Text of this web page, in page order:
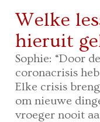
Welke
hieruit
Sophie: “Door
coronacrisis
Elke crisis
om nieuwe
vroeger nooit